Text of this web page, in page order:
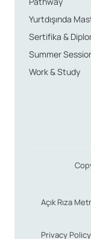
Yurtdışında
Sertifika &
Summer
Work & Study
Açık Rıza
Privacy Policy